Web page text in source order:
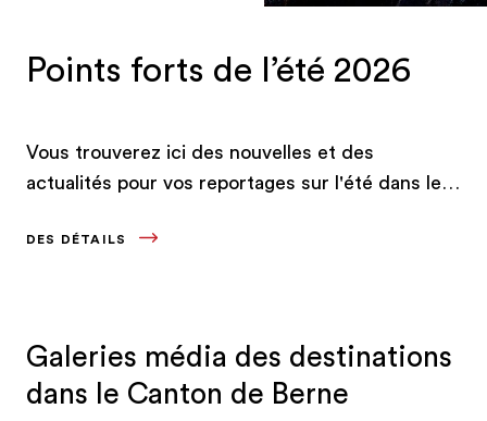
informations souhaitées dans les meilleurs
Points forts de l’été 2026
Vous trouverez ici des nouvelles et des
actualités pour vos reportages sur l'été dans le
DES DÉTAILS
Galeries média des destinations
dans le Canton de Berne